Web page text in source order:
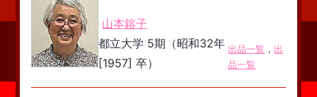
山本鎔子
都立大学 5期（昭和32年
[1957] 卒）
出品一覧 ， 出
品一覧